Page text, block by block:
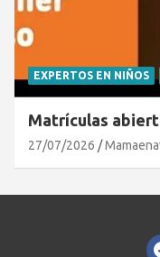
EXPERTOS EN NIÑOS
Matrículas
27/07/2026